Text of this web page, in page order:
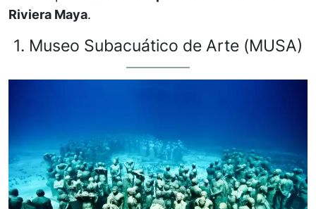
Riviera Maya.
1. Museo Subacuático de Arte (MUSA)